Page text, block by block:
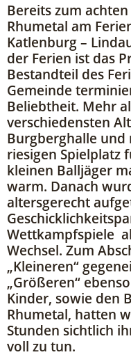
Bereits zum
Rhumetal am
Katlenburg –
der Ferien ist das
Bestandteil des
Gemeinde
Beliebtheit. Mehr
verschiedensten
Burgberghalle und
riesigen Spielplatz
kleinen Balljäger
warm. Danach
altersgerecht
Wettkampfspiele
Wechsel. Zum
„Kleineren“
„Größeren“
Kinder, sowie den
Rhumetal, hatten
Stunden sichtlich
voll zu tun.